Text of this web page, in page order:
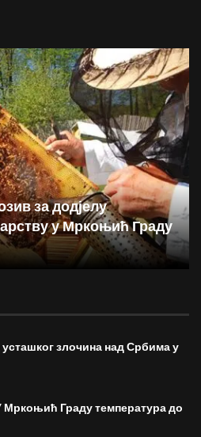
за додјелу
у Мркоњић Граду
злочина над Србима у
Мркоњић Граду температура до